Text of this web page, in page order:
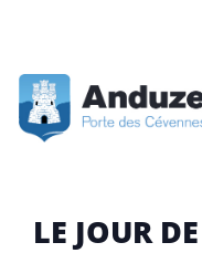
LE JOUR